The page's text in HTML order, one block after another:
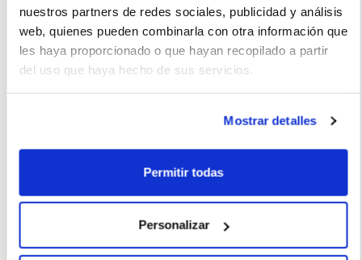
nuestros partners de redes sociales, publicidad y análisis
web, quienes pueden combinarla con otra información que
les haya proporcionado o que hayan recopilado a partir
del uso que haya hecho de sus servicios.
Mostrar detalles
Permitir todas
Personalizar
el aparcamiento.
Andrés (2022-03-12)
Buen nivel de amortiguación en los asientos y una buena
suspensión por lo que es un coche cómodo de conducir en
carreteras de montaña, así como en autopistas